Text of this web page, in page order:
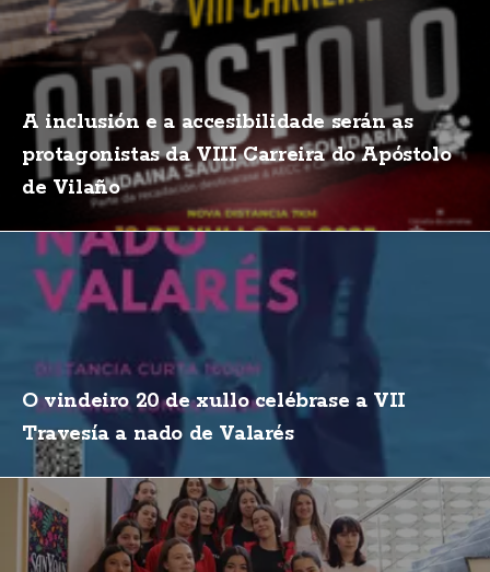
A inclusión e a accesibilidade serán as
protagonistas da VIII Carreira do Apóstolo
de Vilaño
O vindeiro 20 de xullo celébrase a VII
Travesía a nado de Valarés